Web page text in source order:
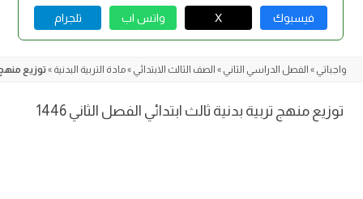
فيسبوك X واتس اب تلجرام
واجباتي » الفصل الدراسي الثاني » الصف الثالث الابتدائي »مادة التربية البدنية » توزيع منهج
توزيع منهج تربية بدنية ثالث ابتدائي الفصل الثاني 1446